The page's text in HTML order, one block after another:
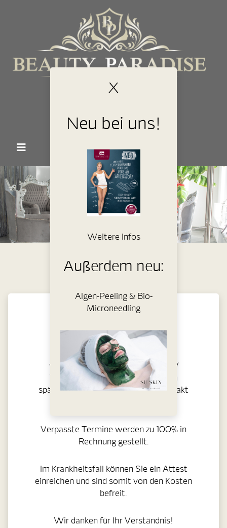
X
Neu bei uns!
Weitere Infos
Außerdem neu:
Algen-Peeling & Bio-
Microneedling
Liebe Kundinnen und Kunden,
wir bitten Sie bei Terminabsagen /
Verschiebungen frühzeitig, jedoch
spätestens 24 Stunden vorher, Kontakt
Verpasste Termine werden zu 100% in
Rechnung gestellt.
Im Krankheitsfall können Sie ein Attest
einreichen und sind somit von den Kosten
befreit.
Wir danken für Ihr Verständnis!